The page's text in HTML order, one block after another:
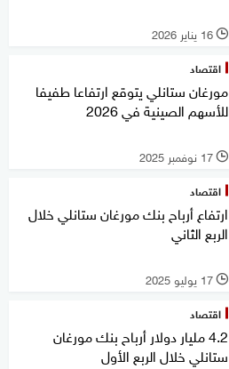
l 16 يناير 2026
اقتصاد
مورغان ستانلي يتوقع ارتفاعا طفيفا
للأسهم الصينية في 2026
l 17 نوفمبر 2025
اقتصاد
ارتفاع أرباح بنك مورغان ستانلي خلال
الربع الثاني
l 17 يوليو 2025
اقتصاد
4.2 مليار دولار أرباح بنك مورغان
ستانلي خلال الربع الأول